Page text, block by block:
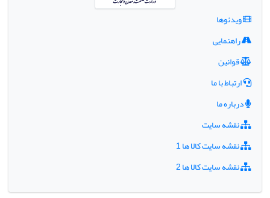
ویدئوها
راهنمایی
قوانین
ارتباط با ما
درباره ما
نقشه سایت
نقشه سایت کالا ها 1
نقشه سایت کالا ها 2